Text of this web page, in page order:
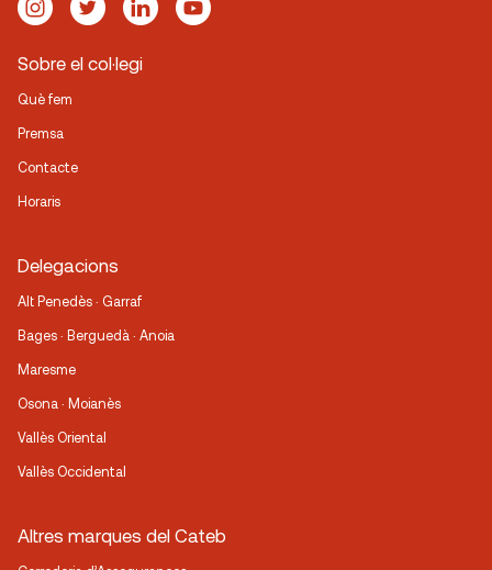
Sobre el col·legi
Què fem
Premsa
Contacte
Horaris
Delegacions
Alt Penedès · Garraf
Bages · Berguedà · Anoia
Maresme
Osona · Moianès
Vallès Oriental
Vallès Occidental
Altres marques del Cateb